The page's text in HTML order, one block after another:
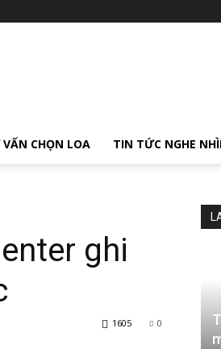
CHỌN LOA TIN TỨC NGHE
ghi
0
1605